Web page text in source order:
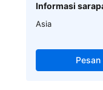
Informasi
Asia